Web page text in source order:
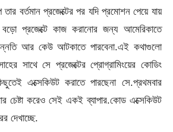
বর্তমান প্রজেক্টের পর যদি প্রমোশন পেয়ে যায়
প্রজেক্টে কাজ করানোর জন্য আমেরিকাতে
আর কেউ আটকাতে পারবেনা.এই কথাগুলো
সাথে সে প্রজেক্টের প্রোগ্রামিংয়ের কোডিং
এক্সেকিউট করাতে পারছেনা সে.প্রথমবার
চেষ্টা করেও সেই একই ব্যাপার.কোড এক্সেকিউট
দেখাচ্ছে.